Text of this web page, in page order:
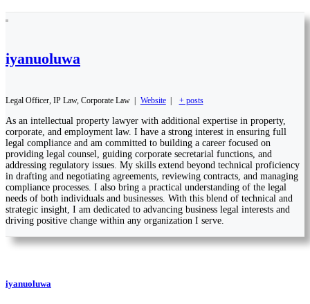
iyanuoluwa
Legal Officer, IP Law, Corporate Law Website + posts
As an intellectual property lawyer with additional expertise in property,
corporate, and employment law. I have a strong interest in ensuring full
legal compliance and am committed to building a career focused on
providing legal counsel, guiding corporate secretarial functions, and
addressing regulatory issues. My skills extend beyond technical proficiency
in drafting and negotiating agreements, reviewing contracts, and managing
compliance processes. I also bring a practical understanding of the legal
needs of both individuals and businesses. With this blend of technical and
strategic insight, I am dedicated to advancing business legal interests and
driving positive change within any organization I serve.
iyanuoluwa